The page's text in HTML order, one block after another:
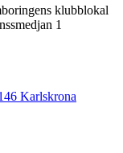
klubblokal
1
Karlskrona